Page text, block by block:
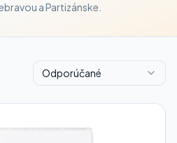
a Partizánske.
Odporúčané